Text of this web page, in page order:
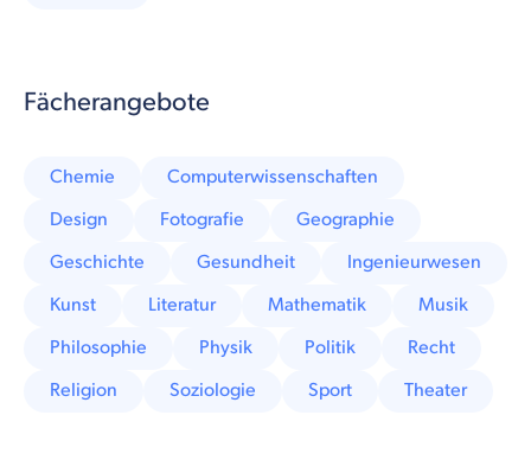
Fächerangebote
Chemie
Computerwissenschaften
Design
Fotografie
Geographie
Geschichte
Gesundheit
Ingenieurwesen
Kunst
Literatur Mathematik
Musik
Philosophie
Physik Politik
Recht
Religion
Soziologie Sport Theater